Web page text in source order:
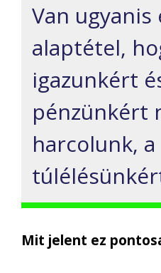
Van ugyanis
alaptétel,
igazunkért
pénzünkért
harcolunk, a
Mit jelent ez